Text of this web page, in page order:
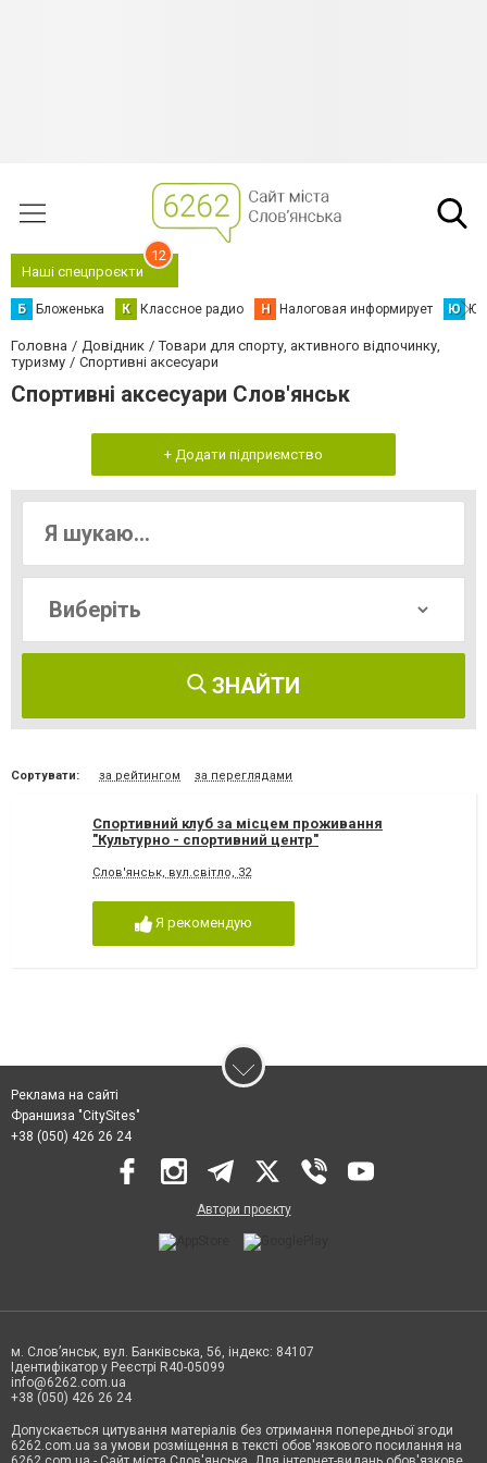
Наші спецпроєкти
12
Б Бложенька К Классное радио Н Налоговая информирует Ю
Головна Довідник
Товари для спорту, активного відпочинку,
туризму
Спортивні аксесуари
Спортивні аксесуари Слов'янськ
+ Додати підприємство
ЗНАЙТИ
Сортувати: за рейтингом за переглядами
Спортивний клуб за місцем проживання
"Культурно - спортивний центр"
Слов'янськ, вул.світло, 32
Я рекомендую
Реклама на сайті
Франшиза "CitySites"
+38 (050) 426 26 24
Автори проєкту
м. Слов’янськ, вул. Банківська, 56, індекс: 84107
Ідентифікатор у Реєстрі R40-05099
info@6262.com.ua
+38 (050) 426 26 24
Допускається цитування матеріалів без отримання попередньої згоди
6262.com.ua за умови розміщення в тексті обов'язкового посилання на